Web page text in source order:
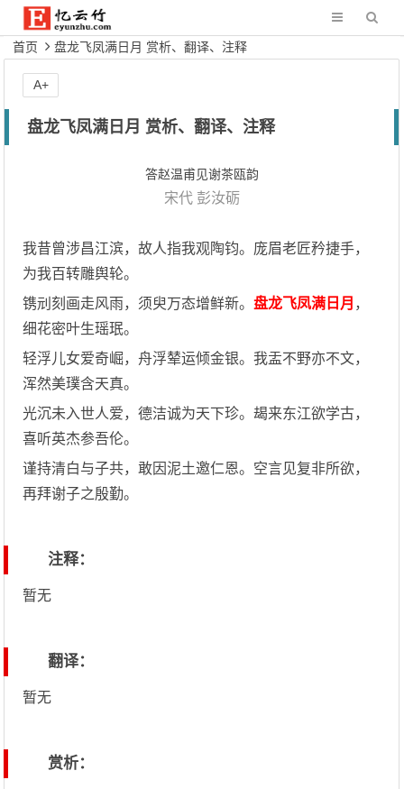
首页 盘龙飞凤满日月 赏析、翻译、注释
盘龙飞凤满日月 赏析、翻译、注释
答赵温甫见谢茶瓯韵
宋代 彭汝砺
我昔曾涉昌江滨，故人指我观陶钧。庞眉老匠矜捷手，
为我百转雕舆轮。
镌刓刻画走风雨，须臾万态增鲜新。盘龙飞凤满日月 ，
细花密叶生瑶珉。
轻浮儿女爱奇崛，舟浮辇运倾金银。我盂不野亦不文，
浑然美璞含天真。
光沉未入世人爱，德洁诚为天下珍。朅来东江欲学古，
喜听英杰参吾伦。
谨持清白与子共，敢因泥土邀仁恩。空言见复非所欲，
再拜谢子之殷勤。
注释：
暂无
翻译：
暂无
赏析：
A+